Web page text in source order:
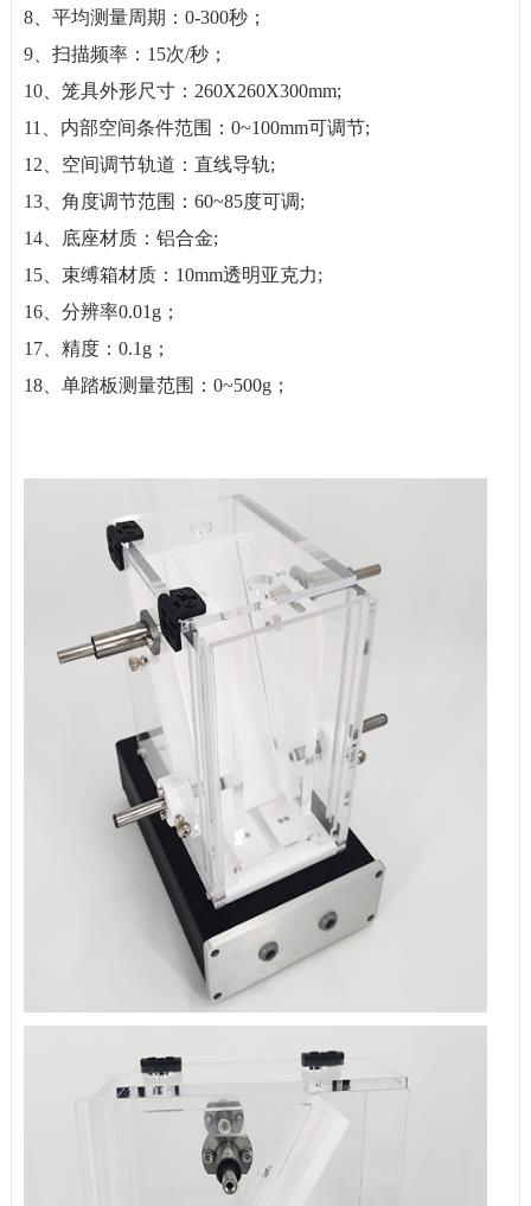
8、平均测量周期：0-300秒；
9、扫描频率：15次/秒；
10、笼具外形尺寸：260X260X300mm;
11、内部空间条件范围：0~100mm可调节;
12、空间调节轨道：直线导轨;
13、角度调节范围：60~85度可调;
14、底座材质：铝合金;
15、束缚箱材质：10mm透明亚克力;
16、分辨率0.01g；
17、精度：0.1g；
18、单踏板测量范围：0~500g；